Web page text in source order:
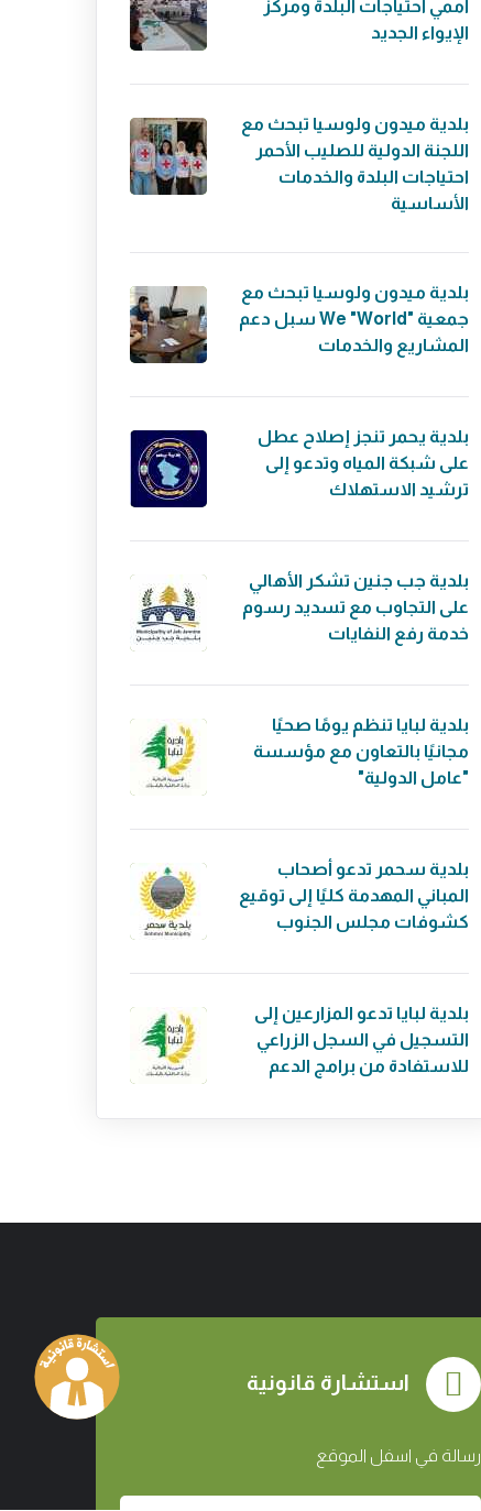
أممي احتياجات البلدة ومركز
الإيواء الجديد
بلدية ميدون ولوسيا تبحث مع
اللجنة الدولية للصليب الأحمر
احتياجات البلدة والخدمات
الأساسية
بلدية ميدون ولوسيا تبحث مع
جمعية "We "World سبل دعم
المشاريع والخدمات
بلدية يحمر تنجز إصلاح عطل
على شبكة المياه وتدعو إلى
ترشيد الاستهلاك
بلدية جب جنين تشكر الأهالي
على التجاوب مع تسديد رسوم
خدمة رفع النفايات
بلدية لبايا تنظم يومًا صحيًا
مجانيًا بالتعاون مع مؤسسة
"عامل الدولية"
بلدية سحمر تدعو أصحاب
المباني المهدمة كليًا إلى توقيع
كشوفات مجلس الجنوب
بلدية لبايا تدعو المزارعين إلى
التسجيل في السجل الزراعي
للاستفادة من برامج الدعم
استشارة قانونية
رسالة في اسفل الموقع